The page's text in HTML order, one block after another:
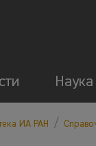
Наука
ИА РАН /